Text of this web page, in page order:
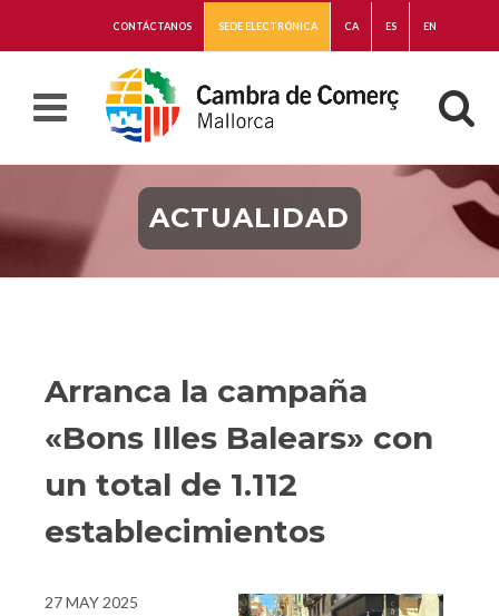
CONTÁCTANOS SEDE ELECTRÓNICA CA ES EN
ACTUALIDAD
Arranca la campaña
«Bons Illes Balears» con
un total de 1.112
establecimientos
27 MAY 2025